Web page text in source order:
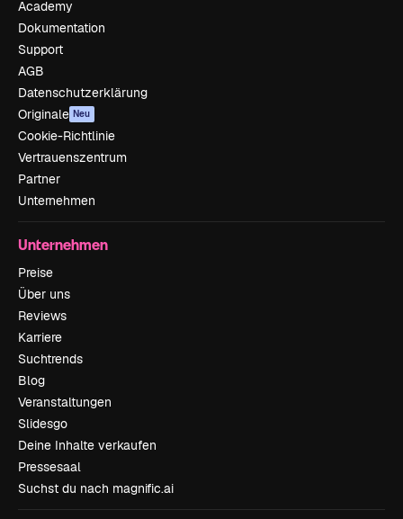
Academy
Dokumentation
Support
AGB
Datenschutzerklärung
Originale Neu
Cookie-Richtlinie
Vertrauenszentrum
Partner
Unternehmen
Unternehmen
Preise
Über uns
Reviews
Karriere
Suchtrends
Blog
Veranstaltungen
Slidesgo
Deine Inhalte verkaufen
Pressesaal
Suchst du nach magnific.ai